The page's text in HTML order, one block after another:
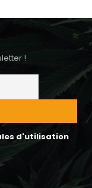
!
d'utilisation